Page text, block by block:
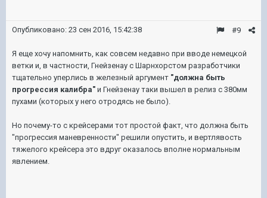
#9
Опубликовано: 23 сен 2016, 15:42:38
Я еще хочу напомнить, как совсем недавно при вводе немецкой
ветки и, в частности, Гнейзенау c Шарнхорстом разработчики
тщательно уперлись в железный аргумент "должна быть
прогрессия калибра" и Гнейзенау таки вышел в релиз с 380мм
пухами (которых у него отродясь не было).
Но почему-то с крейсерами тот простой факт, что должна быть
"прогрессия маневренности" решили опустить, и вертлявость
тяжелого крейсера это вдруг оказалось вполне нормальным
явлением.